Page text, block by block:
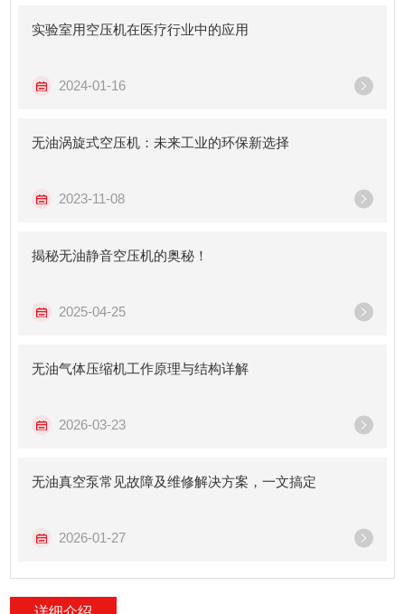
实验室用空压机在医疗行业中的应用
2024-01-16
无油涡旋式空压机：未来工业的环保新选择
2023-11-08
揭秘无油静音空压机的奥秘！
2025-04-25
无油气体压缩机工作原理与结构详解
2026-03-23
无油真空泵常见故障及维修解决方案，一文搞定
2026-01-27